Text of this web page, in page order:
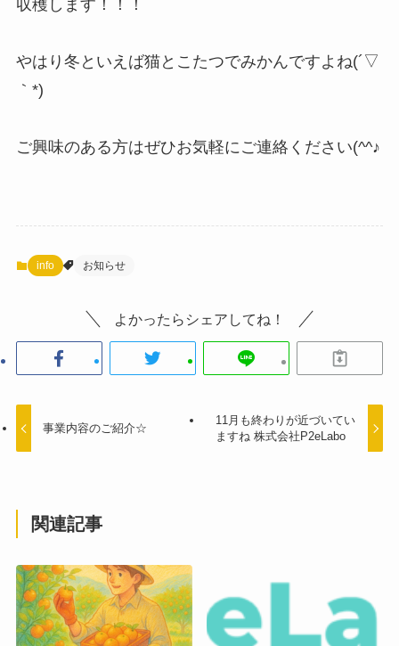
収穫します！！！
やはり冬といえば猫とこたつでみかんですよね(´▽
｀*)
ご興味のある方はぜひお気軽にご連絡ください(^^♪
info お知らせ
よかったらシェアしてね！
事業内容のご紹介☆
11月も終わりが近づいてい
ますね 株式会社P2eLabo
関連記事